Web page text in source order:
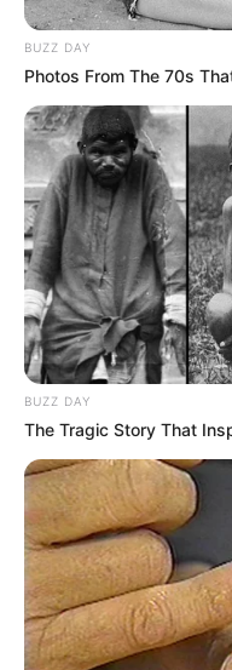
BUZZ DAY
Photos From The 70s
BUZZ DAY
The Tragic Story That